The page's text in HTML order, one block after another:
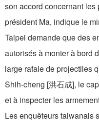
son accord concernant
président Ma, indique le
Taipei demande que des
autorisés à monter à bord
large rafale de projectiles
Shih-cheng [洪石成], le
et à inspecter les
Les enquêteurs taiwanais